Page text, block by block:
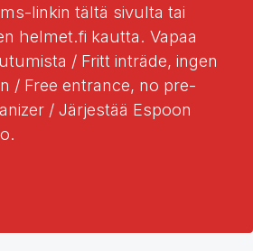
linkin tältä sivulta tai
helmet.fi kautta. Vapaa
/ Fritt inträde, ingen
/ Free entrance, no pre-
/ Järjestää Espoon